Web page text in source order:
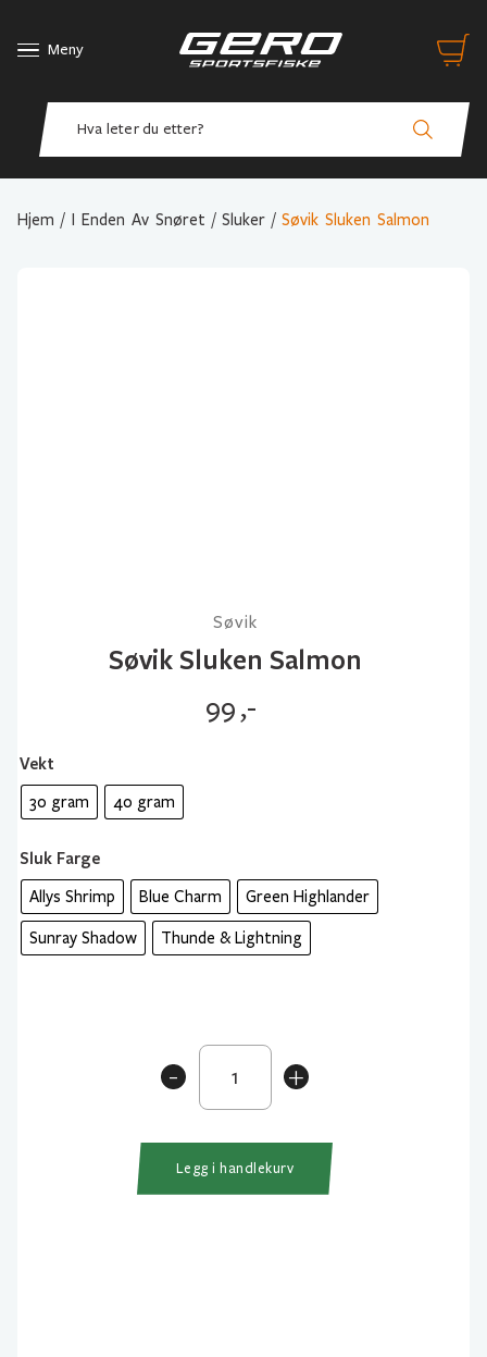
Meny
Hjem / I Enden Av Snøret / Sluker / Søvik Sluken Salmon
Søvik
Søvik Sluken Salmon
99,-
Vekt
30 gram 40 gram
Sluk Farge
Allys Shrimp Blue Charm Green Highlander
Sunray Shadow Thunde & Lightning
+
Søvik
Sluken
Salmon
-
Legg i handlekurv